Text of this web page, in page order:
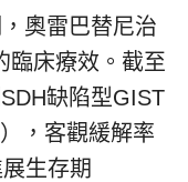
奧雷巴替尼治
臨床療效。截至
缺陷型GIST
，客觀緩解率
生存期